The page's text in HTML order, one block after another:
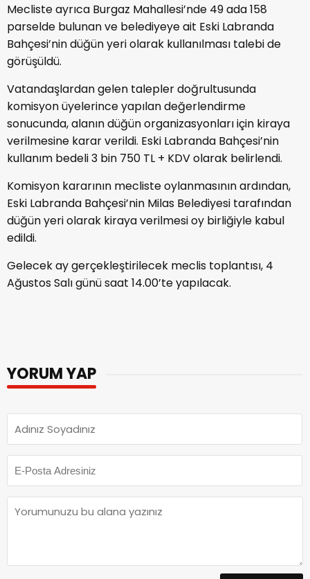
Mecliste ayrıca Burgaz Mahallesi’nde 49 ada 158
parselde bulunan ve belediyeye ait Eski Labranda
Bahçesi’nin düğün yeri olarak kullanılması talebi de
görüşüldü.
Vatandaşlardan gelen talepler doğrultusunda
komisyon üyelerince yapılan değerlendirme
sonucunda, alanın düğün organizasyonları için kiraya
verilmesine karar verildi. Eski Labranda Bahçesi’nin
kullanım bedeli 3 bin 750 TL + KDV olarak belirlendi.
Komisyon kararının mecliste oylanmasının ardından,
Eski Labranda Bahçesi’nin Milas Belediyesi tarafından
düğün yeri olarak kiraya verilmesi oy birliğiyle kabul
edildi.
Gelecek ay gerçekleştirilecek meclis toplantısı, 4
Ağustos Salı günü saat 14.00’te yapılacak.
YORUM YAP